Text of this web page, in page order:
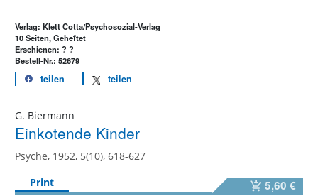
Verlag: Klett Cotta/Psychosozial-Verlag
10 Seiten, Geheftet
Erschienen: ? ?
Bestell-Nr.: 52679
teilen teilen
G. Biermann
Einkotende Kinder
Psyche, 1952, 5(10), 618-627
Print
5,60 €